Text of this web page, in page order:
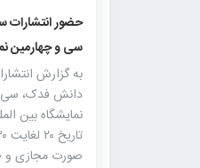
حضور
سی و چهارمین
به گزارش
دانش فدک، سی
نمایشگاه بین
صورت مجازی و